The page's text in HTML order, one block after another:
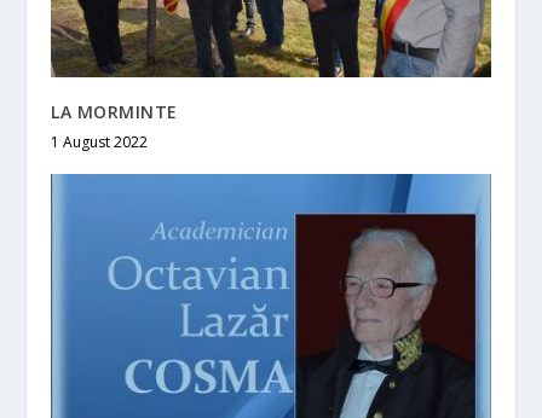
LA MORMINTE
1 August 2022